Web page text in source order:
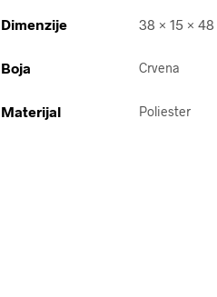
Dimenzije 38 × 15 ×
Boja Crvena
Materijal Poliester